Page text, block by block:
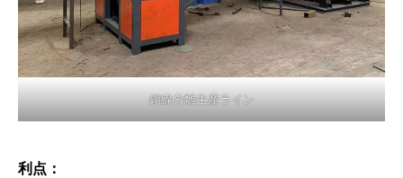
銅線分離生産ライン
利点：